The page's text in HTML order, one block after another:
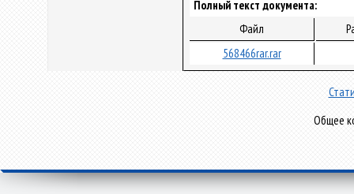
Полный текст документа:
Файл
568466rar.rar
Общее